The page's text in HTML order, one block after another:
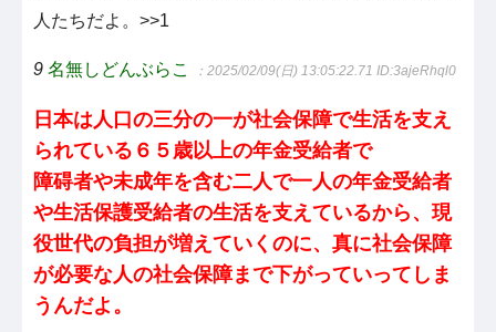
人たちだよ。>>1
9 名無しどんぶらこ ：2025/02/09(日) 13:05:22.71 ID:3ajeRhql0
日本は人口の三分の一が社会保障で生活を支え
られている６５歳以上の年金受給者で
障碍者や未成年を含む二人で一人の年金受給者
や生活保護受給者の生活を支えているから、現
役世代の負担が増えていくのに、真に社会保障
が必要な人の社会保障まで下がっていってしま
うんだよ。